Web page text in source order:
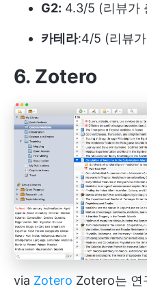
G2: 4.3/5 (리뷰가
카테라:4/5 (리뷰
6. Zotero
via Zotero Zotero는 연